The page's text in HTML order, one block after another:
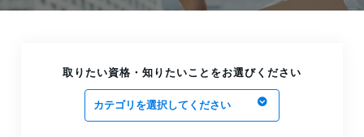
取りたい資格・知りたいことをお選びください